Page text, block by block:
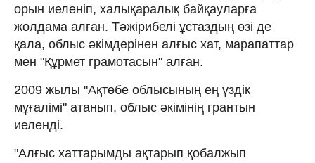
орын иеленіп, халықаралық байқауларға
жолдама алған. Тәжірибелі ұстаздың өзі де
қала, облыс әкімдерінен алғыс хат, марапаттар
мен "Құрмет грамотасын" алған.
2009 жылы "Ақтөбе облысының ең үздік
мұғалімі" атанып, облыс әкімінің грантын
иеленді.
"Алғыс хаттарымды ақтарып қобалжып